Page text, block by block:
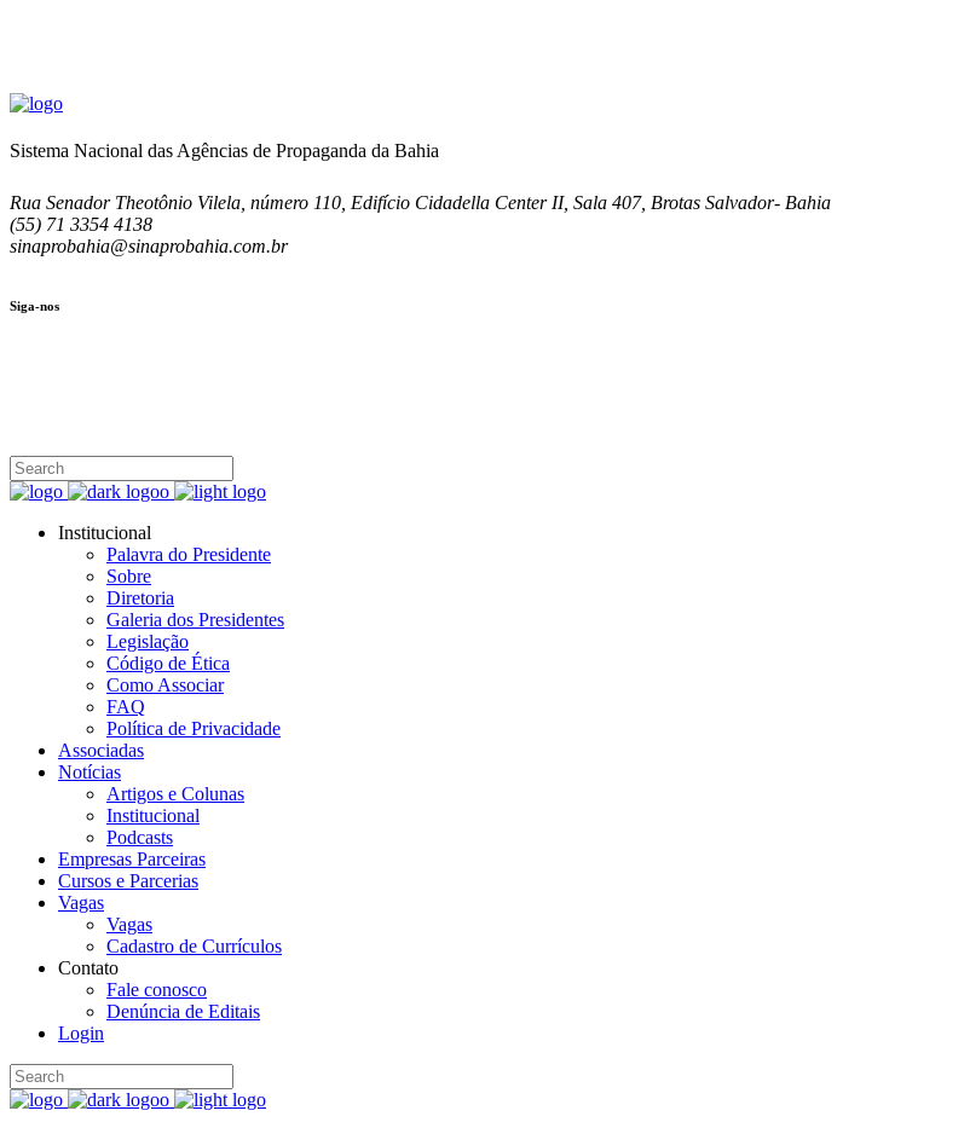
Sistema Nacional das Agências de Propaganda da Bahia
Rua Senador Theotônio Vilela, número 110, Edifício Cidadella Center II, Sala 407, Brotas Salvador- Bahia
(55) 71 3354 4138
sinaprobahia@sinaprobahia.com.br
Siga-nos
Institucional
Palavra do Presidente
Sobre
Diretoria
Galeria dos Presidentes
Legislação
Código de Ética
Como Associar
FAQ
Política de Privacidade
Associadas
Notícias
Artigos e Colunas
Institucional
Podcasts
Empresas Parceiras
Cursos e Parcerias
Vagas
Vagas
Cadastro de Currículos
Contato
Fale conosco
Denúncia de Editais
Login